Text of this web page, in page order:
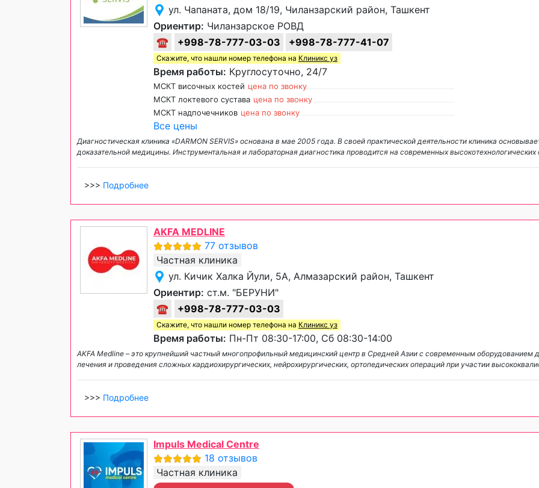
ул. Чапаната, дом 18/19, Чиланзарский район, Ташкент
Ориентир: Чиланзарское РОВД
☎
+998-78-777-03-03 +998-78-777-41-07
Скажите, что нашли номер телефона на Клиникс уз
Время работы: Круглосуточно, 24/7
МСКТ височных костей цена по звонку
МСКТ локтевого сустава цена по звонку
МСКТ надпочечников цена по звонку
Все цены
Диагностическая клиника «DARMON SERVIS» основана в мае 2005 года. В своей практической деятельности клиника
доказательной медицины. Инструментальная и лабораторная диагностика проводится на современных высокотехнологических
>>> Подробнее
AKFA MEDLINE
77 отзывов
Частная клиника
ул. Кичик Халка Йули, 5А, Алмазарский район, Ташкент
Ориентир: ст.м. "БЕРУНИ"
☎
+998-78-777-03-03
Скажите, что нашли номер телефона на Клиникс уз
Время работы: Пн-Пт 08:30-17:00, Сб 08:30-14:00
AKFA Medline – это крупнейший частный многопрофильный медицинский центр в Средней Азии с современным оборудованием
лечения и проведения сложных кардиохирургических, нейрохирургических, ортопедических операций при участии
>>> Подробнее
Impuls Medical Centre
18 отзывов
Частная клиника